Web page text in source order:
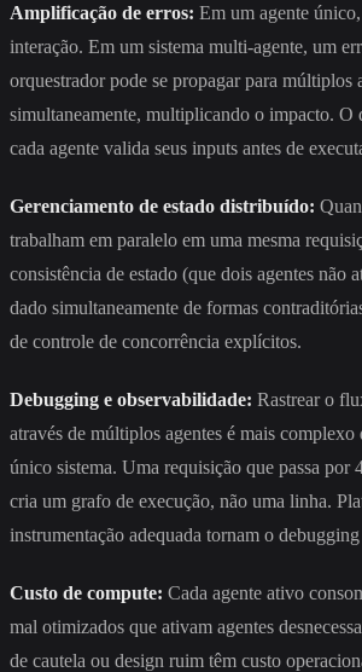
Amplificação de erros: Em um agente
interação. Em um sistema multi-agente, um
orquestrador pode se propagar para múltiplos
simultaneamente, multiplicando o impacto. O
cada agente valida seus inputs antes de
Gerenciamento de estado distribuído:
trabalham em paralelo em uma mesma
consistência de estado (que dois agentes não
dado simultaneamente de formas
de controle de concorrência explícitos.
Debugging e observabilidade: Rastrear o
através de múltiplos agentes é mais complexo
único sistema. Uma requisição que passa por
cria um grafo de execução, não uma linha.
instrumentação adequada tornam o
Custo de compute: Cada agente ativo
mal otimizados que ativam agentes
de cautela ou design ruim têm custo